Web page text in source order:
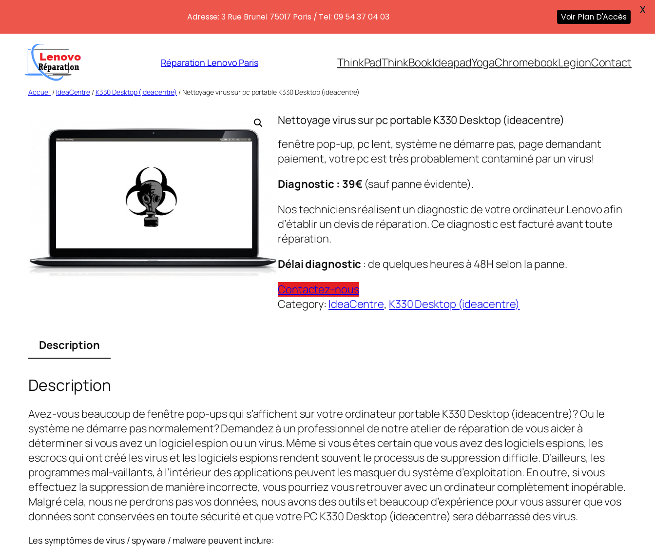
contenu
Réparation Lenovo Paris ThinkPadThinkBookIdeapadYogaChromebookLegionContact
Accueil / IdeaCentre / K330 Desktop (ideacentre) / Nettoyage virus sur pc portable K330 Desktop (ideacentre)
Nettoyage virus sur pc portable K330 Desktop (ideacentre)
fenêtre pop-up, pc lent, système ne démarre pas, page demandant
paiement, votre pc est très probablement contaminé par un virus!
Diagnostic : 39€ (sauf panne évidente).
Nos techniciens réalisent un diagnostic de votre ordinateur Lenovo afin
d’établir un devis de réparation. Ce diagnostic est facturé avant toute
réparation.
Délai diagnostic : de quelques heures à 48H selon la panne.
Contactez-nous
Category: IdeaCentre, K330 Desktop (ideacentre)
Description
Description
Avez-vous beaucoup de fenêtre pop-ups qui s’affichent sur votre ordinateur portable K330 Desktop (ideacentre)? Ou le
système ne démarre pas normalement? Demandez à un professionnel de notre atelier de réparation de vous aider à
déterminer si vous avez un logiciel espion ou un virus. Même si vous êtes certain que vous avez des logiciels espions, les
escrocs qui ont créé les virus et les logiciels espions rendent souvent le processus de suppression difficile. D’ailleurs, les
programmes mal-vaillants, à l’intérieur des applications peuvent les masquer du système d’exploitation. En outre, si vous
effectuez la suppression de manière incorrecte, vous pourriez vous retrouver avec un ordinateur complètement inopérable.
Malgré cela, nous ne perdrons pas vos données, nous avons des outils et beaucoup d’expérience pour vous assurer que vos
données sont conservées en toute sécurité et que votre PC K330 Desktop (ideacentre) sera débarrassé des virus.
Les symptômes de virus / spyware / malware peuvent inclure:
Adresse: 3 Rue Brunel 75017 Paris / Tel: 09 54 37 04 03 Voir Plan D'Accès X